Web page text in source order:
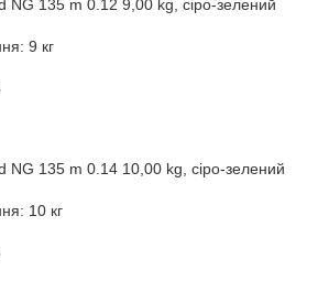
135 m 0.12 9,00 kg, сіро-зелений
9 кг
135 m 0.14 10,00 kg, сіро-зелений
10 кг